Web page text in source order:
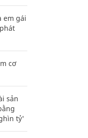
em gái
cơ
sản
tỷ'